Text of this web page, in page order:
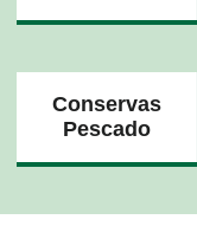
Conservas
Pescado